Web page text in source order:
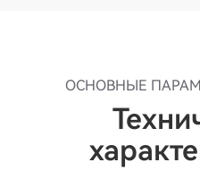
ОСНОВНЫЕ